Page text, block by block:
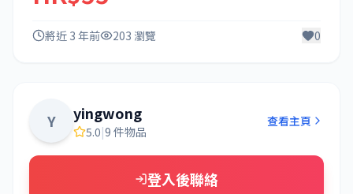
將近 3 年前 203 瀏覽 0
Y yingwong
5.0|9 件物品
查看主頁
登入後聯絡